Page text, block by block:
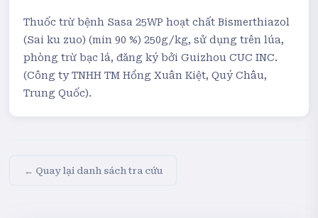
Thuốc trừ bệnh Sasa 25WP hoạt chất Bismerthiazol
(Sai ku zuo) (min 90 %) 250g/kg, sử dụng trên lúa,
phòng trừ bạc lá, đăng ký bởi Guizhou CUC INC.
(Công ty TNHH TM Hồng Xuân Kiệt, Quý Châu,
Trung Quốc).
← Quay lại danh sách tra cứu